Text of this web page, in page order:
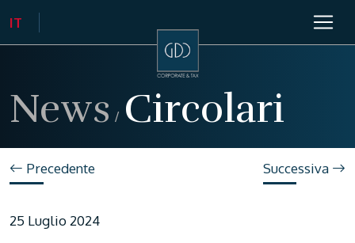
News / Circolari
Precedente Successiva
25 Luglio 2024